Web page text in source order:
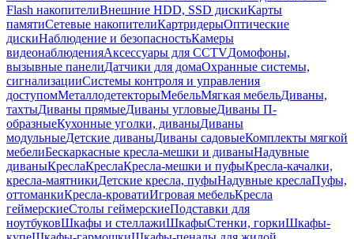
Flash накопителиВнешние HDD, SSD дискиКарты
памятиСетевые накопителиКартридерыОптические
дискиНаблюдение и безопасностьКамеры
видеонаблюденияАксессуары для CCTVДомофоны,
вызывные панелиДатчики для домаОхранные системы,
сигнализацииСистемы контроля и управления
доступомМеталлодетекторыМебельМягкая мебельДиваны,
тахтыДиваны прямыеДиваны угловыеДиваны П-
образныеКухонные уголки, диваныДиваны
модульныеДетские диваныДиваны садовыеКомплекты мягкой
мебелиБескаркасные кресла-мешки и диваныНадувные
диваныКреслаКреслаКресла-мешки и пуфыКресла-качалки,
кресла-маятникиДетские кресла, пуфыНадувные креслаПуфы,
оттоманкиКресла-кроватиИгровая мебельКресла
геймерскиеСтолы геймерскиеПодставки для
ноутбуковШкафы и стеллажиШкафыСтенки, горкиШкафы-